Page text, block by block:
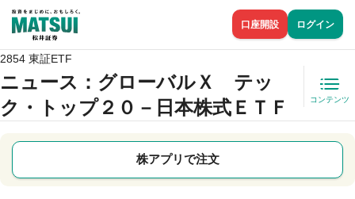
口座開設 ログイン
2854 東証ETF
ニュース ：グローバルＸ テッ
ク・トップ２０－日本株式ＥＴＦ
コンテンツ
株アプリで注文